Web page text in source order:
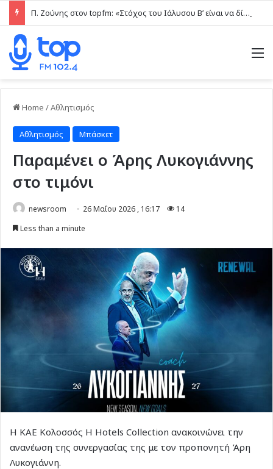
Π. Ζούνης στον topfm: «Στόχος του Ιάλυσου Β’ είναι να δίνει παιχνίδια και πραγματικές ευκαιρίες στα νέα παιδιά» (ηχητικό)
Home /Αθλητισμός
Αθλητισμός Μπάσκετ
Παραμένει ο Άρης Λυκογιάννης
στο τιμόνι
newsroom 26 Μαΐου 2026 , 16:17
14
Less than a minute
Η ΚΑΕ Κολοσσός H Hotels Collection ανακοινώνει την
ανανέωση της συνεργασίας της με τον προπονητή Άρη
Λυκογιάννη.